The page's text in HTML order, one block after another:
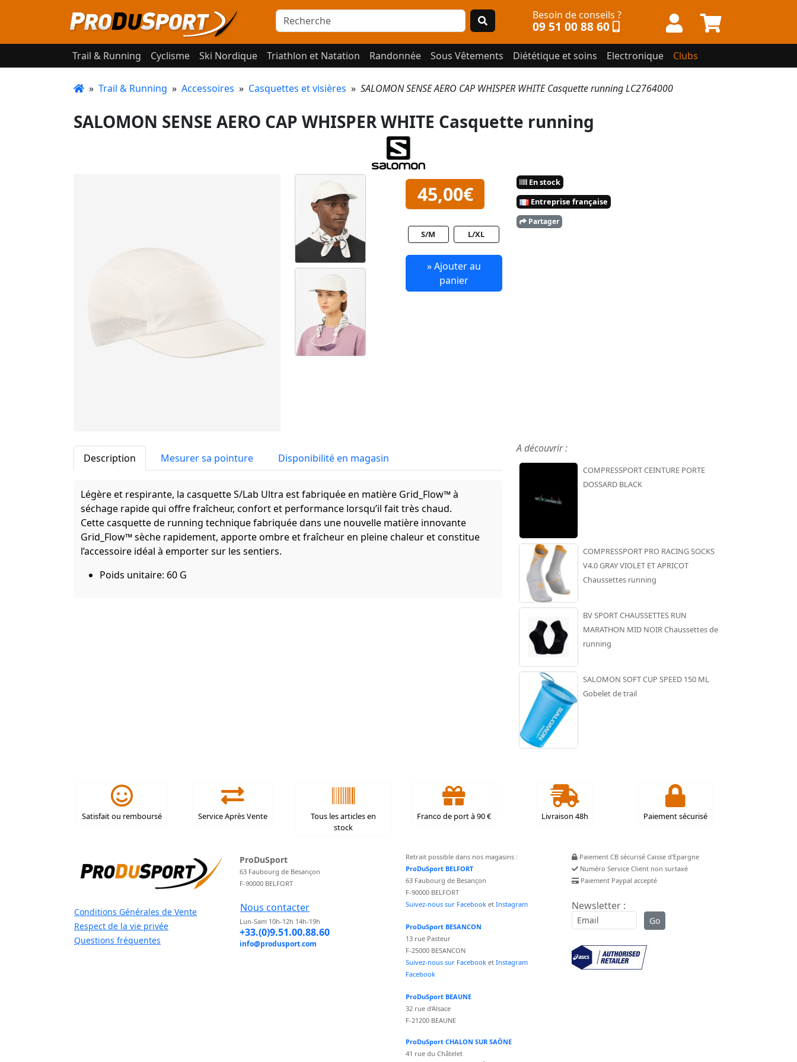
Besoin de conseils ?
09 51 00 88 60
Trail & Running Cyclisme Ski Nordique Triathlon et Natation Randonnée Sous Vêtements Diététique et soins Electronique Clubs
» Trail & Running » Accessoires » Casquettes et visières » SALOMON SENSE AERO CAP WHISPER WHITE Casquette running LC2764000
SALOMON SENSE AERO CAP WHISPER WHITE Casquette running
45,00€
S/M L/XL
» Ajouter au
panier
En stock
Entreprise française
Partager
Description Mesurer sa pointure Disponibilité en magasin
Légère et respirante, la casquette S/Lab Ultra est fabriquée en matière Grid_Flow™ à
séchage rapide qui offre fraîcheur, confort et performance lorsqu’il fait très chaud.
Cette casquette de running technique fabriquée dans une nouvelle matière innovante
Grid_Flow™ sèche rapidement, apporte ombre et fraîcheur en pleine chaleur et constitue
l’accessoire idéal à emporter sur les sentiers.
Poids unitaire: 60 G
A découvrir :
COMPRESSPORT CEINTURE PORTE
DOSSARD BLACK
COMPRESSPORT PRO RACING SOCKS
V4.0 GRAY VIOLET ET APRICOT
Chaussettes running
BV SPORT CHAUSSETTES RUN
MARATHON MID NOIR Chaussettes de
running
SALOMON SOFT CUP SPEED 150 ML
Gobelet de trail
Satisfait ou remboursé Service Après Vente
Tous les articles en
stock
Franco de port à 90 € Livraison 48h Paiement sécurisé
Conditions Générales de Vente
Respect de la vie privée
Questions fréquentes
ProDuSport
63 Faubourg de Besançon
F-90000 BELFORT
Nous contacter
Lun-Sam 10h-12h 14h-19h
+33.(0)9.51.00.88.60
info@produsport.com
Retrait possible dans nos magasins :
ProDuSport BELFORT
63 Faubourg de Besançon
F-90000 BELFORT
Suivez-nous sur Facebook et Instagram
ProDuSport BESANCON
13 rue Pasteur
F-25000 BESANCON
Suivez-nous sur Facebook et Instagram
Facebook
ProDuSport BEAUNE
32 rue d'Alsace
F-21200 BEAUNE
ProDuSport CHALON SUR SAÔNE
41 rue du Châtelet
Paiement CB sécurisé Caisse d'Epargne
Numéro Service Client non surtaxé
Paiement Paypal accepté
Newsletter :